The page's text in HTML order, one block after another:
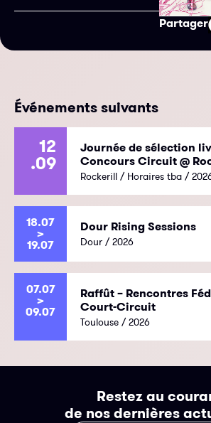
Partager
Événements suivants
12
.09
Journée de sélection
Concours Circuit @
Rockerill / Horaires tba /
18.07
>
19.07
Dour Rising Sessions
Dour / 2026
07.07
>
09.07
Raffût – Rencontres
Court-Circuit
Toulouse / 2026
Restez au
de nos dernières